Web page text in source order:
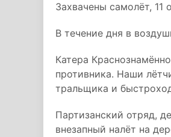
Захвачены самолёт, 11
В течение дня в
Катера
противника. Наши
тральщика и
Партизанский отряд,
внезапный налёт на